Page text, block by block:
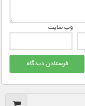
وب‌ سایت